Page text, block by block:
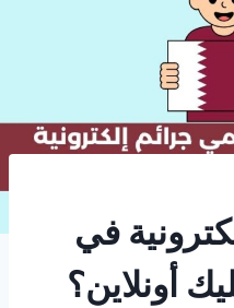
في
أونلاين؟